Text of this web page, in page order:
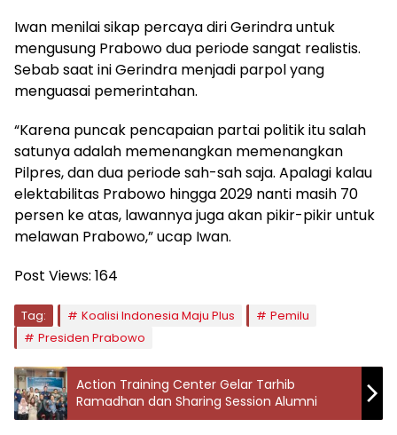
Iwan menilai sikap percaya diri Gerindra untuk
mengusung Prabowo dua periode sangat realistis.
Sebab saat ini Gerindra menjadi parpol yang
menguasai pemerintahan.
“Karena puncak pencapaian partai politik itu salah
satunya adalah memenangkan memenangkan
Pilpres, dan dua periode sah-sah saja. Apalagi kalau
elektabilitas Prabowo hingga 2029 nanti masih 70
persen ke atas, lawannya juga akan pikir-pikir untuk
melawan Prabowo,” ucap Iwan.
Post Views: 164
Tag: Koalisi Indonesia Maju Plus
Pemilu
Presiden Prabowo
Action Training Center Gelar Tarhib
Ramadhan dan Sharing Session Alumni